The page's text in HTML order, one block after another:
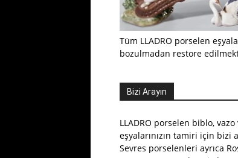
Tüm LLADRO porselen
bozulmadan restore
Bizi Arayın
LLADRO porselen biblo,
eşyalarınızın tamiri için bizi
Sevres porselenleri ayrıca